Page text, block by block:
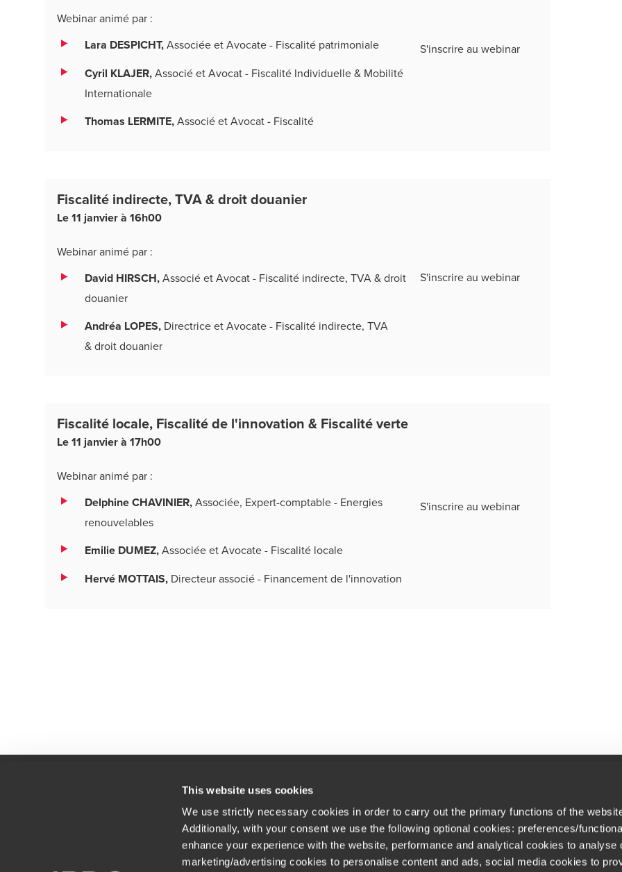
This website uses cookies
We use strictly necessary cookies in order to carry out the primary functions of the
Additionally, with your consent we use the following optional cookies: preferences/
enhance your experience with the website, performance and analytical cookies to analyse
marketing/advertising cookies to personalise content and ads, social media cookies to
Webinar animé par :
Lara DESPICHT,Associée et Avocate - Fiscalité patrimoniale
Cyril KLAJER,Associé et Avocat - Fiscalité Individuelle & Mobilité
Internationale
Thomas LERMITE,Associé et Avocat - Fiscalité
S'inscrire au webinar
Fiscalité indirecte, TVA & droit douanier
Le 11 janvier à 16h00
Webinar animé par :
David HIRSCH,Associé et Avocat - Fiscalité indirecte, TVA & droit
douanier
Andréa LOPES, Directrice et Avocate - Fiscalité indirecte, TVA
& droit douanier
S'inscrire au webinar
Fiscalité locale, Fiscalité de l'innovation & Fiscalité verte
Le 11 janvier à 17h00
Webinar animé par :
Delphine CHAVINIER,Associée, Expert-comptable - Energies
renouvelables
Emilie DUMEZ,Associée et Avocate - Fiscalité locale
Hervé MOTTAIS, Directeur associé - Financement de l'innovation
S'inscrire au webinar
Nos bureaux
Mentions légales
Carrières
Newsletter
Inscrivez-vous et recevez les